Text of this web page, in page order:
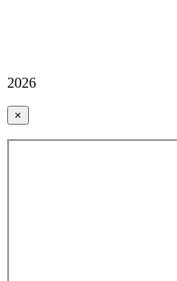
2026
×